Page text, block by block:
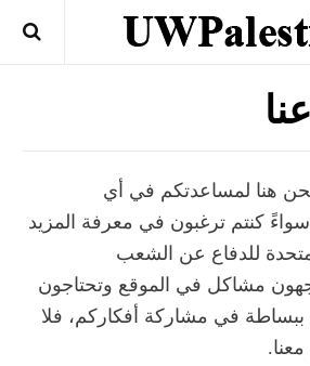
هنا لمساعدتكم في أي
كنتم ترغبون في معرفة المزيد
للدفاع عن الشعب
مشاكل في الموقع وتحتاجون
ببساطة في مشاركة أفكاركم، فلا